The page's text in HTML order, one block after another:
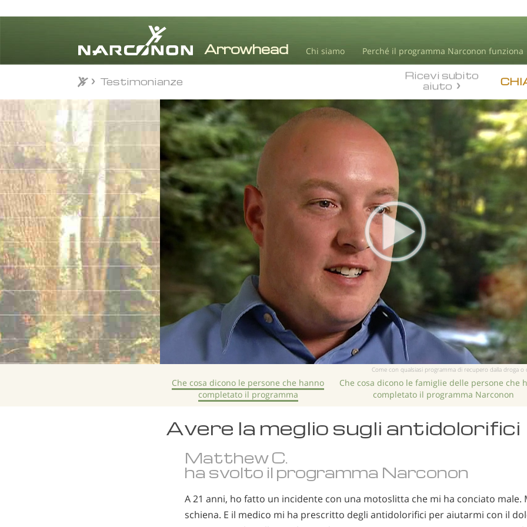
Chi siamo Perché il programma Narconon funziona
⨯
Ricevi subito
aiuto
Testimonianze
Come con qualsiasi programma di recupero dalla droga o
Che cosa dicono le persone che hanno
completato il programma
Che cosa dicono le famiglie delle persone che
completato il programma Narconon
Avere la meglio sugli antidolorifici
Matthew C.
ha svolto il programma Narconon
A 21 anni, ho fatto un incidente con una motoslitta che mi ha conciato male.
schiena. E il medico mi ha prescritto degli antidolorifici per aiutarmi con il
Testimonianze